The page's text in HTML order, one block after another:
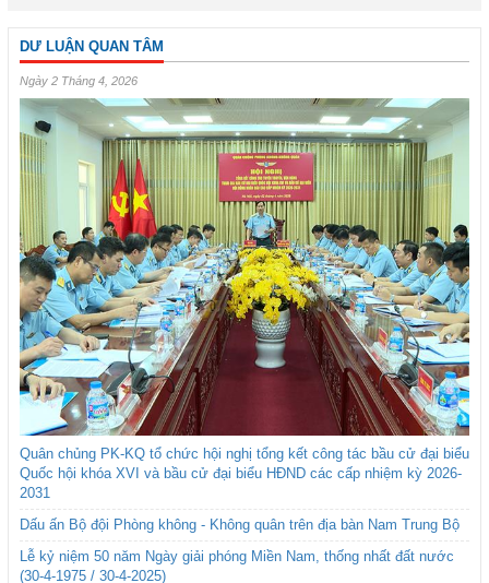
DƯ LUẬN QUAN TÂM
Ngày 2 Tháng 4, 2026
Quân chủng PK-KQ tổ chức hội nghị tổng kết công tác bầu cử đại biểu
Quốc hội khóa XVI và bầu cử đại biểu HĐND các cấp nhiệm kỳ 2026-
2031
Dấu ấn Bộ đội Phòng không - Không quân trên địa bàn Nam Trung Bộ
Lễ kỷ niệm 50 năm Ngày giải phóng Miền Nam, thống nhất đất nước
(30-4-1975 / 30-4-2025)